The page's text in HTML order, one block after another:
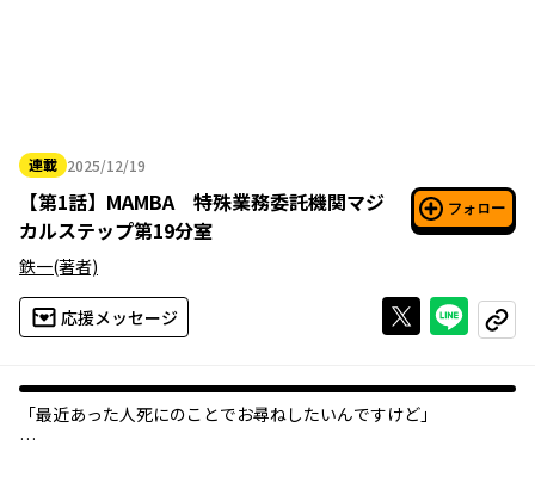
連載 2025/12/19
2025年12月19日
【第1話】 MAMBA 特殊業務委託機関マジ
カルステップ第19分室
フォロー
鉄一(著者)
応援メッセージ Xで投稿する
ライン
コピー
「最近あった人死にのことでお尋ねしたいんですけど」